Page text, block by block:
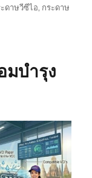
ดาษวีซีไอ, กระดาษ
วน
ราฟท์
น
นิม
มบำรุง